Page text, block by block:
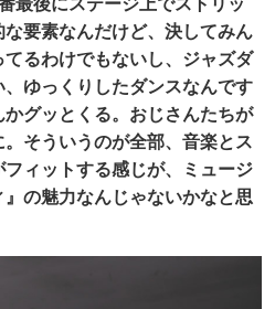
要素なんだけど、決してみん
るわけでもないし、ジャズダ
ゆっくりしたダンスなんです
グッとくる。おじさんたちが
そういうのが全部、音楽とス
フィットする感じが、ミュージ
の魅力なんじゃないかなと思